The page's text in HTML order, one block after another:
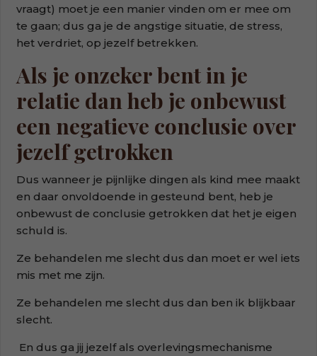
vraagt) moet je een manier vinden om er mee om
te gaan; dus ga je de angstige situatie, de stress,
het verdriet, op jezelf betrekken.
Als je onzeker bent in je
relatie dan heb je onbewust
een negatieve conclusie over
jezelf getrokken
Dus wanneer je pijnlijke dingen als kind mee maakt
en daar onvoldoende in gesteund bent, heb je
onbewust de conclusie getrokken dat het je eigen
schuld is.
Ze behandelen me slecht dus dan moet er wel iets
mis met me zijn.
Ze behandelen me slecht dus dan ben ik blijkbaar
slecht.
En dus ga jij jezelf als overlevingsmechanisme